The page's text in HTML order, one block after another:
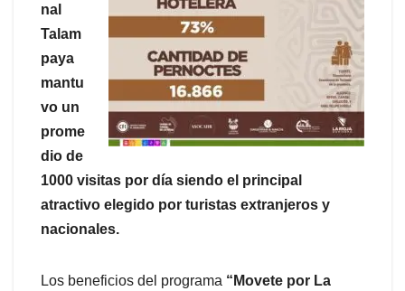
nal
Talam
paya
mantu
vo un
prome
dio de
1000 visitas por día siendo el principal
atractivo elegido por turistas extranjeros y
nacionales.
Los beneficios del programa “Movete por La